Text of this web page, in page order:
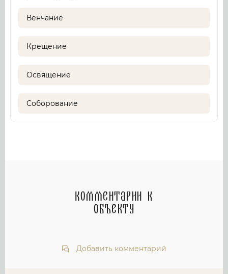
Венчание
Крещение
Освящение
Соборование
Комментарии к
объекту
Добавить комментарий